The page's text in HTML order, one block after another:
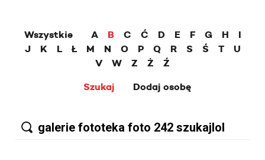
Wszystkie A B C Ć D E F G H
I
J
K L Ł M N O P Q R S Ś T
U
V
W Z Ż
Ź
Szukaj
Dodaj osobę